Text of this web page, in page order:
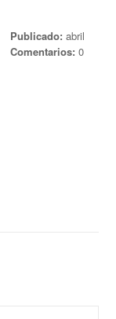
Publicado: abril
23, 2017
Comentarios: 0